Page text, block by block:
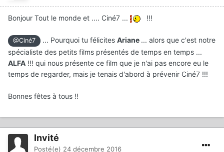
Bonjour Tout le monde et .... Ciné7 ... !!!
@Ciné7 ... Pourquoi tu félicitesAriane ... alors que c'est notre
spécialiste des petits films présentés de temps en temps ...
ALFA !!! qui nous présente ce film que je n'ai pas encore eu le
temps de regarder, mais je tenais d'abord à prévenir Ciné7 !!!
Bonnes fêtes à tous !!
Invité
Posté(e) 24 décembre 2016